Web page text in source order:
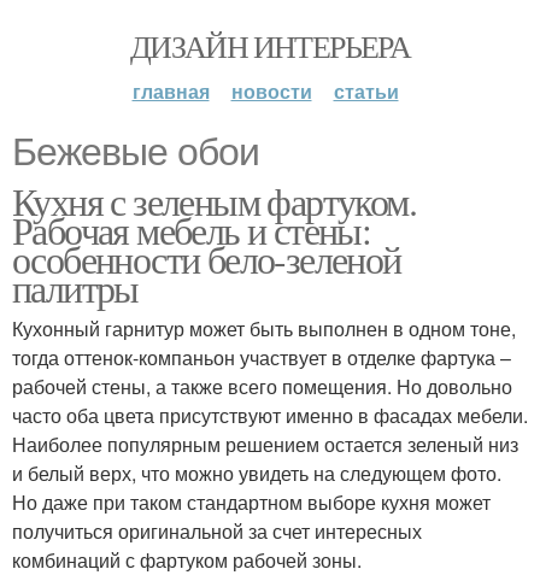
ДИЗАЙН ИНТЕРЬЕРА
главная новости статьи
Бежевые обои
Кухня с зеленым фартуком.
Рабочая мебель и стены:
особенности бело-зеленой
палитры
Кухонный гарнитур может быть выполнен в одном тоне,
тогда оттенок-компаньон участвует в отделке фартука –
рабочей стены, а также всего помещения. Но довольно
часто оба цвета присутствуют именно в фасадах мебели.
Наиболее популярным решением остается зеленый низ
и белый верх, что можно увидеть на следующем фото.
Но даже при таком стандартном выборе кухня может
получиться оригинальной за счет интересных
комбинаций с фартуком рабочей зоны.